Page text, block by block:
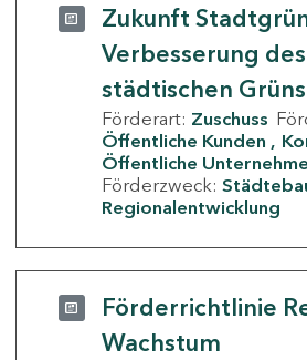
Zukunft
Verbesserung des
städtischen Grüns
Förderart: Zuschuss
Öffentliche Kunden
Öffentliche
Förderzweck:
Regionalentwicklung
Förderrichtlinie
Wachstum